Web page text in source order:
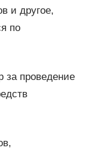
и другое,
по
за проведение